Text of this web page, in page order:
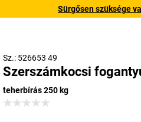
Sürgősen szüksége
Sz.: 526653 49
Szerszámkocsi
teherbírás 250 kg